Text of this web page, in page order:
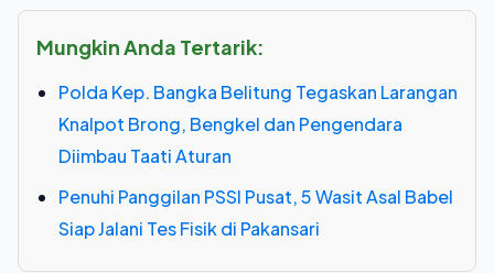
Mungkin Anda Tertarik:
Polda Kep. Bangka Belitung Tegaskan Larangan
Knalpot Brong, Bengkel dan Pengendara
Diimbau Taati Aturan
Penuhi Panggilan PSSI Pusat, 5 Wasit Asal Babel
Siap Jalani Tes Fisik di Pakansari